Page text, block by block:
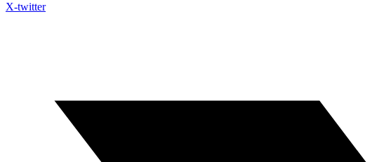
X-twitter